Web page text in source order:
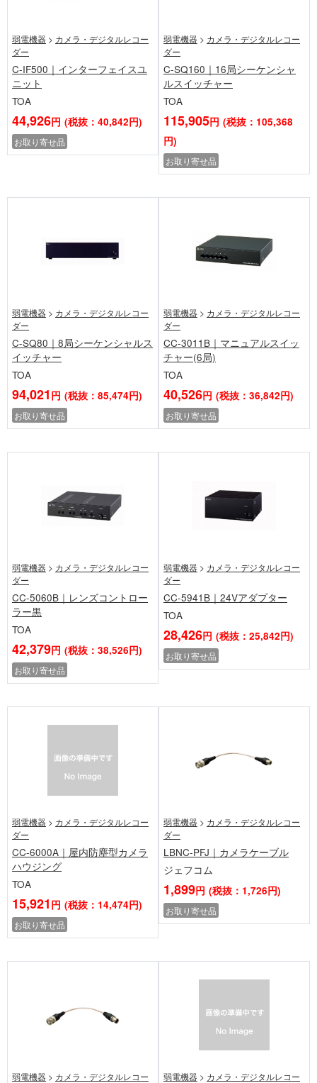
弱電機器 > カメラ・デジタルレコー
ダー
C-IF500｜インターフェイスユ
ニット
TOA
44,926円 (税抜：40,842円)
お取り寄せ品
弱電機器 > カメラ・デジタルレコー
ダー
C-SQ160｜16局シーケンシャ
ルスイッチャー
TOA
115,905円 (税抜：105,368
円)
お取り寄せ品
弱電機器 > カメラ・デジタルレコー
ダー
C-SQ80｜8局シーケンシャルス
イッチャー
TOA
94,021 円 (税抜：85,474円)
お取り寄せ品
弱電機器 > カメラ・デジタルレコー
ダー
CC-3011B｜マニュアルスイッ
チャー(6局)
TOA
40,526円 (税抜：36,842円)
お取り寄せ品
弱電機器 > カメラ・デジタルレコー
ダー
CC-5060B｜レンズコントロー
ラー黒
TOA
42,379円 (税抜：38,526円)
お取り寄せ品
弱電機器 > カメラ・デジタルレコー
ダー
CC-5941B｜24Vアダプター
TOA
28,426円 (税抜：25,842円)
お取り寄せ品
弱電機器 > カメラ・デジタルレコー
ダー
CC-6000A｜屋内防塵型カメラ
ハウジング
TOA
15,921 円 (税抜：14,474円)
お取り寄せ品
弱電機器 > カメラ・デジタルレコー
ダー
LBNC-PFJ｜カメラケーブル
ジェフコム
1,899円 (税抜：1,726円)
お取り寄せ品
弱電機器 > カメラ・デジタルレコー 弱電機器 > カメラ・デジタルレコー